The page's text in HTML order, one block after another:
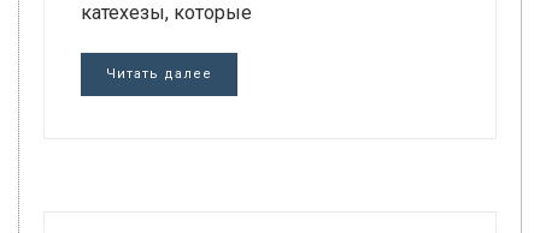
катехезы, которые
Читать далее